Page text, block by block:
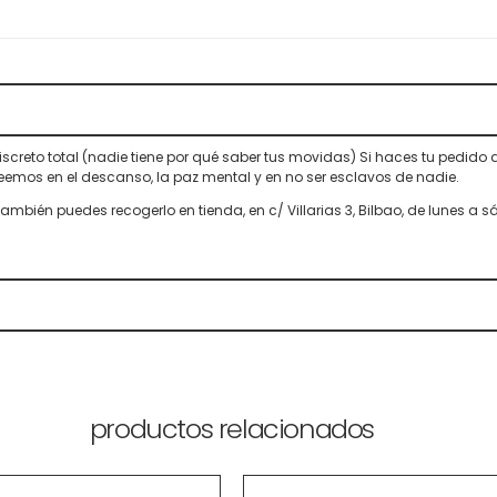
total (nadie tiene por qué saber tus movidas) Si haces tu pedido
en el descanso, la paz mental y en no ser esclavos de nadie.
puedes recogerlo en tienda, en c/ Villarias 3, Bilbao, de lunes a
productos relacionados